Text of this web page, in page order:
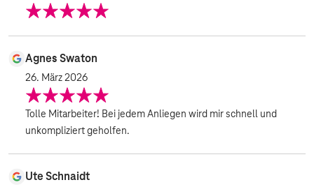
Agnes Swaton
26. März 2026
Tolle Mitarbeiter! Bei jedem Anliegen wird mir schnell und
unkompliziert geholfen.
Ute Schnaidt